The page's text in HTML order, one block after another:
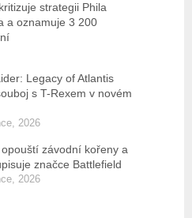
strategii Phila
a oznamuje 3 200
Legacy of Atlantis
s T-Rexem v novém
2026
závodní kořeny a
značce Battlefield
2026